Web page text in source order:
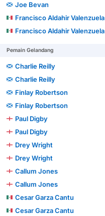
Joe Bevan
Francisco Aldahir Valenzuela López
Francisco Aldahir Valenzuela López
Pemain Gelandang
Charlie Reilly
Charlie Reilly
Finlay Robertson
Finlay Robertson
Paul Digby
Paul Digby
Drey Wright
Drey Wright
Callum Jones
Callum Jones
Cesar Garza Cantu
Cesar Garza Cantu